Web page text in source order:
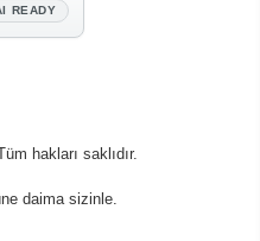
READY
hakları saklıdır.
daima sizinle.